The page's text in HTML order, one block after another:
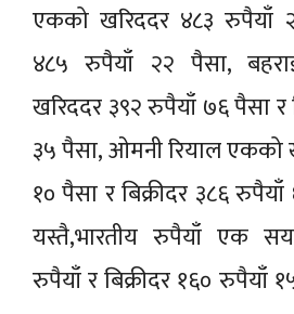
एकको खरिददर ४८३ रुपैयाँ
४८५ रुपैयाँ २२ पैसा,
खरिददर ३९२ रुपैयाँ ७६ पैसा र
३५ पैसा, ओमनी रियाल एकको
१० पैसा र बिक्रीदर ३८६
यस्तै,भारतीय रुपैयाँ एक
रुपैयाँ र बिक्रीदर १६० रुपैयाँ